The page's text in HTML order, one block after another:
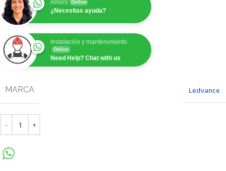
Amery Online
¿Necesitas ayuda?
Instalación y mantenimiento
Online
Need Help? Chat with us
MARCA Ledvance